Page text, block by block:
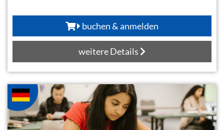
buchen & anmelden
weitere Details